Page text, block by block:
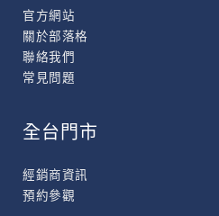
官方網站
關於部落格
聯絡我們
常見問題
全台門市
經銷商資訊
預約參觀